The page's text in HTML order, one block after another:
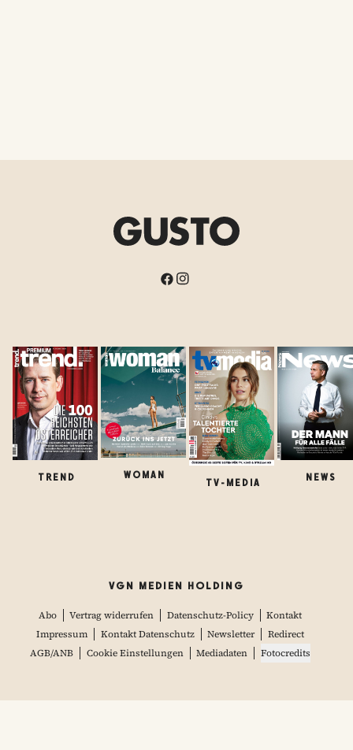
TREND WOMAN
TV-MEDIA
NEWS
VGN MEDIEN HOLDING
Abo Vertrag widerrufen Datenschutz-Policy
Kontakt
Impressum
Kontakt Datenschutz Newsletter
Redirect
AGB/ANB
Cookie Einstellungen Mediadaten Fotocredits